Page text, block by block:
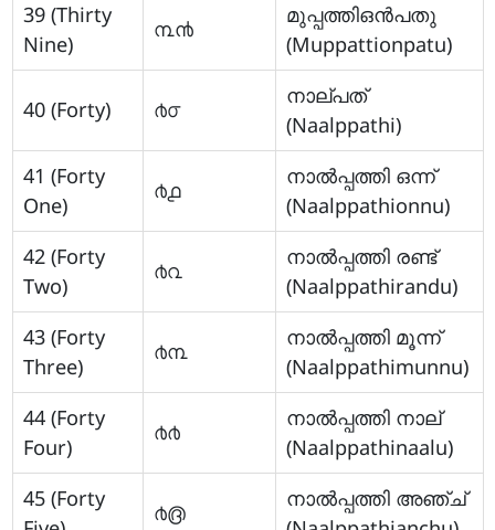
39 (Thirty
Nine)
൩൯
മുപ്പത്തിഒന്‍പതു
(Muppattionpatu)
40 (Forty) ൪൦
നാല്പത്
(Naalppathi)
41 (Forty
One)
൪൧
നാല്‍പ്പത്തി ഒന്ന്
(Naalppathionnu)
42 (Forty
Two)
൪൨
നാല്‍പ്പത്തി രണ്ട്
(Naalppathirandu)
43 (Forty
Three)
൪൩
നാല്‍പ്പത്തി മൂന്ന്
(Naalppathimunnu)
44 (Forty
Four)
൪൪
നാല്‍പ്പത്തി നാല്
(Naalppathinaalu)
45 (Forty
൪൫
നാല്‍പ്പത്തി അഞ്ച്